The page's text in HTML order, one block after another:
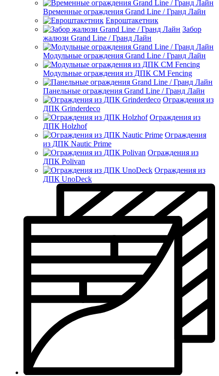
Временные ограждения Grand Line / Гранд Лайн
Евроштакетник
Забор
жалюзи Grand Line / Гранд Лайн
Модульные ограждения Grand Line / Гранд Лайн
Модульные ограждения из ДПК CM Fencing
Панельные ограждения Grand Line / Гранд Лайн
Ограждения из
ДПК Grinderdeco
Ограждения из
ДПК Holzhof
Ограждения
из ДПК Nautic Prime
Ограждения из
ДПК Polivan
Ограждения из
ДПК UnoDeck